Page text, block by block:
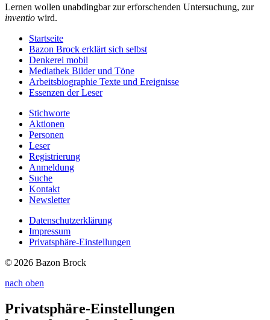
Lernen wollen unabdingbar zur erforschenden Untersuchung, zur
inventio wird.
Startseite
Bazon Brock erklärt sich selbst
Denkerei mobil
Mediathek Bilder und Töne
Arbeitsbiographie Texte und Ereignisse
Essenzen der Leser
Stichworte
Aktionen
Personen
Leser
Registrierung
Anmeldung
Suche
Kontakt
Newsletter
Datenschutzerklärung
Impressum
Privatsphäre-Einstellungen
© 2026 Bazon Brock
nach oben
Privatsphäre-Einstellungen